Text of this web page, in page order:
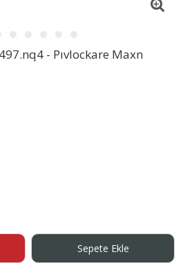
- Pıvlockare Maxn
Sepete Ekle